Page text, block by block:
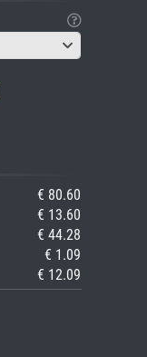
€ 80.60
€ 13.60
€ 44.28
€ 1.09
€ 12.09